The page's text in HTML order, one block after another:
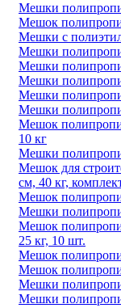
Мешки
Мешок
Мешки с
Мешки
Мешки
Мешки
Мешки
Мешки
Мешок
10 кг
Мешки
Мешок для
см, 40 кг,
Мешок
Мешки
Мешок
25 кг, 10 шт.
Мешок
Мешок
Мешки
Мешки